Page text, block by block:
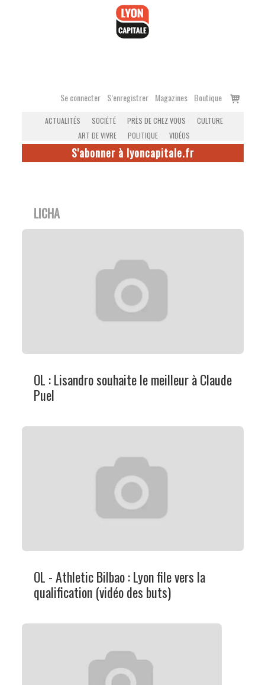
Se connecter S’enregistrer Magazines Boutique
Voir
ACTUALITÉS SOCIÉTÉ PRÈS DE CHEZ VOUS
CULTURE
ART DE VIVRE
POLITIQUE VIDÉOS
S'abonner à lyoncapitale.fr
LICHA
OL : Lisandro souhaite le meilleur à Claude
Puel
OL - Athletic Bilbao : Lyon file vers la
qualification (vidéo des buts)